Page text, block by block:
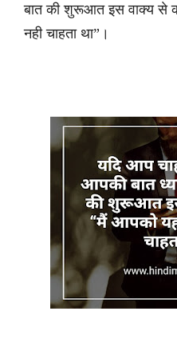
बात की शुरूआत इस वाक्य से
नही चाहता था”।